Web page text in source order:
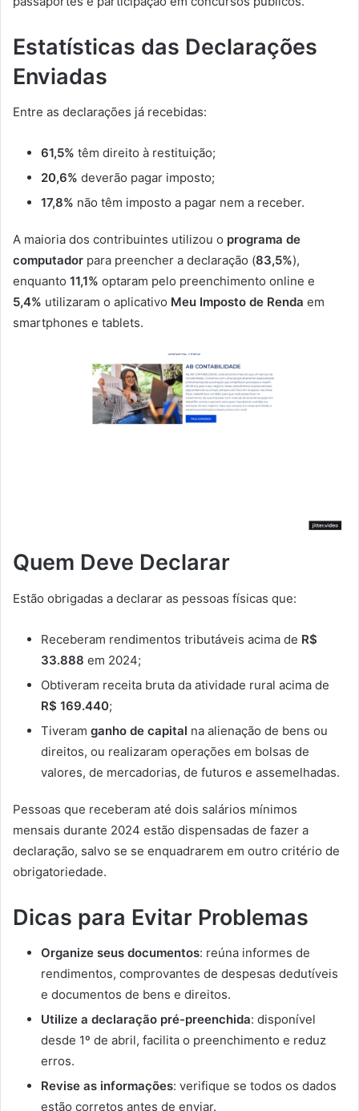
Estatísticas das Declarações
Enviadas
Entre as declarações já recebidas:
61,5% têm direito à restituição;
20,6% deverão pagar imposto;
17,8% não têm imposto a pagar nem a receber.
A maioria dos contribuintes utilizou o programa de
computador para preencher a declaração (83,5%),
enquanto 11,1% optaram pelo preenchimento online e
5,4% utilizaram o aplicativo Meu Imposto de Renda em
smartphones e tablets.
Quem Deve Declarar
Estão obrigadas a declarar as pessoas físicas que:
Receberam rendimentos tributáveis acima de R$
33.888 em 2024;
Obtiveram receita bruta da atividade rural acima de
R$ 169.440;
Tiveram ganho de capital na alienação de bens ou
direitos, ou realizaram operações em bolsas de
valores, de mercadorias, de futuros e assemelhadas.
Pessoas que receberam até dois salários mínimos
mensais durante 2024 estão dispensadas de fazer a
declaração, salvo se se enquadrarem em outro critério de
obrigatoriedade.
Dicas para Evitar Problemas
Organize seus documentos: reúna informes de
rendimentos, comprovantes de despesas dedutíveis
e documentos de bens e direitos.
Utilize a declaração pré-preenchida: disponível
desde 1º de abril, facilita o preenchimento e reduz
erros.
Revise as informações: verifique se todos os dados
estão corretos antes de enviar.